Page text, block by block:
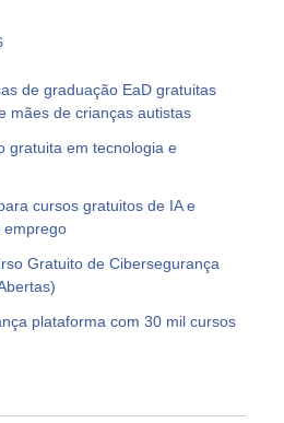
de graduação EaD gratuitas
mães de crianças autistas
gratuita em tecnologia e
cursos gratuitos de IA e
emprego
Gratuito de Cibersegurança
plataforma com 30 mil cursos